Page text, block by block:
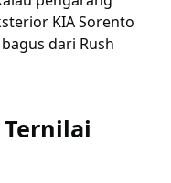
KIA Sorento
dari Rush